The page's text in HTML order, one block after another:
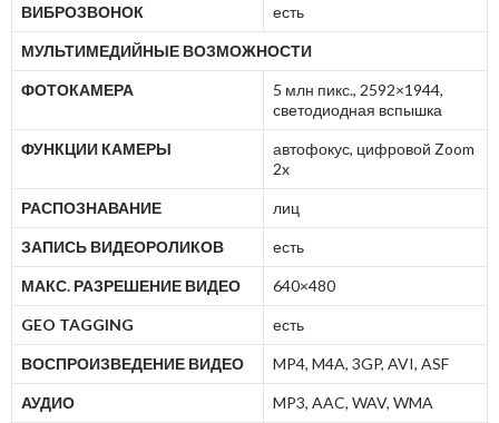
ВИБРОЗВОНОК есть
МУЛЬТИМЕДИЙНЫЕ ВОЗМОЖНОСТИ
ФОТОКАМЕРА
5 млн пикс., 2592×1944,
светодиодная вспышка
ФУНКЦИИ КАМЕРЫ
автофокус, цифровой Zoom
2x
РАСПОЗНАВАНИЕ лиц
ЗАПИСЬ ВИДЕОРОЛИКОВ есть
МАКС. РАЗРЕШЕНИЕ ВИДЕО 640×480
GEO TAGGING есть
ВОСПРОИЗВЕДЕНИЕ ВИДЕО MP4, M4A, 3GP, AVI, ASF
АУДИО MP3, AAC, WAV, WMA